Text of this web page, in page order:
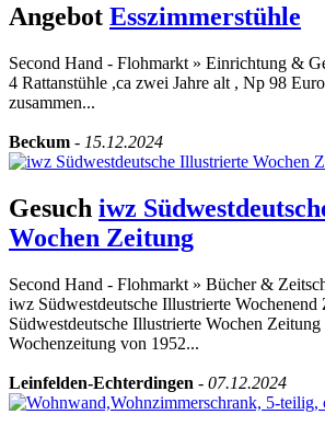
Angebot Esszimmerstühle
Second Hand - Flohmarkt » Einrichtung &
4 Rattanstühle ,ca zwei Jahre alt , Np 98
zusammen...
Beckum - 15.12.2024
Gesuch iwz
Wochen Zeitung
Second Hand - Flohmarkt » Bücher &
iwz Südwestdeutsche Illustrierte
Südwestdeutsche Illustrierte Wochen
Wochenzeitung von 1952...
Leinfelden-Echterdingen - 07.12.2024